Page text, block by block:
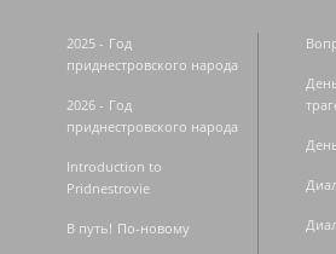
2025 - Год
приднестровского народа
2026 - Год
приднестровского народа
Introduction to
Pridnestrovie
В путь! По-новому